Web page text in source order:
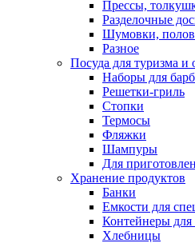
Прессы,
Разделочные
Шумовки,
Разное
Посуда для туризма и
Наборы для
Решетки-гриль
Стопки
Термосы
Фляжки
Шампуры
Для
Хранение продуктов
Банки
Емкости для
Контейнеры
Хлебницы